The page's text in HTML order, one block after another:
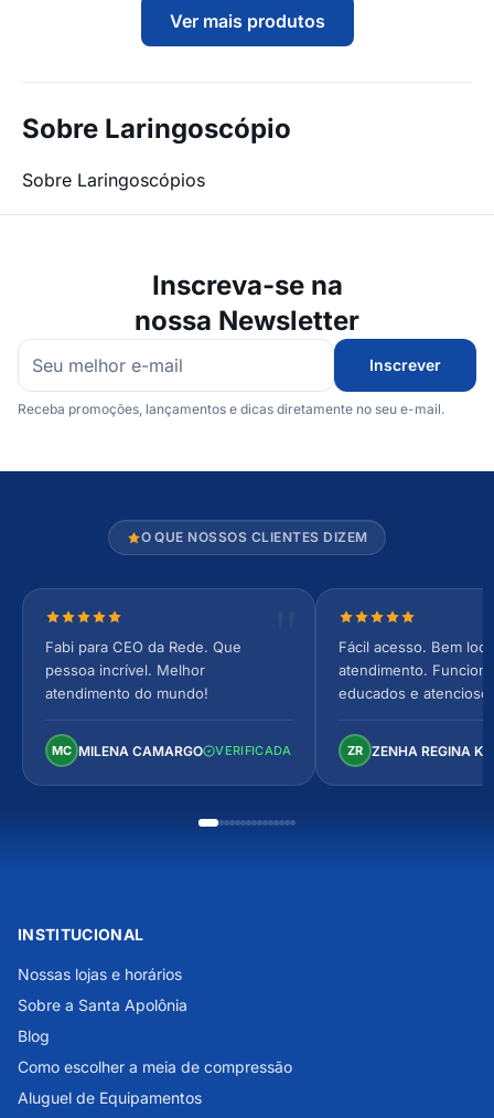
Ver mais produtos
Sobre Laringoscópio
Sobre Laringoscópios
Inscreva-se na
nossa Newsletter
Inscrever
Receba promoções, lançamentos e dicas diretamente no seu e-mail.
O QUE NOSSOS CLIENTES DIZEM
Nota 5 de 5 estrelas
Fabi para CEO da Rede. Que
pessoa incrível. Melhor
atendimento do mundo!
MC MILENA CAMARGO VERIFICADA
Nota 5 de 5
Fácil acesso. Bem
atendimento.
educados e
Perfeito!
ZR ZENHA REGINA
INSTITUCIONAL
Nossas lojas e horários
Sobre a Santa Apolônia
Blog
Como escolher a meia de compressão
Aluguel de Equipamentos